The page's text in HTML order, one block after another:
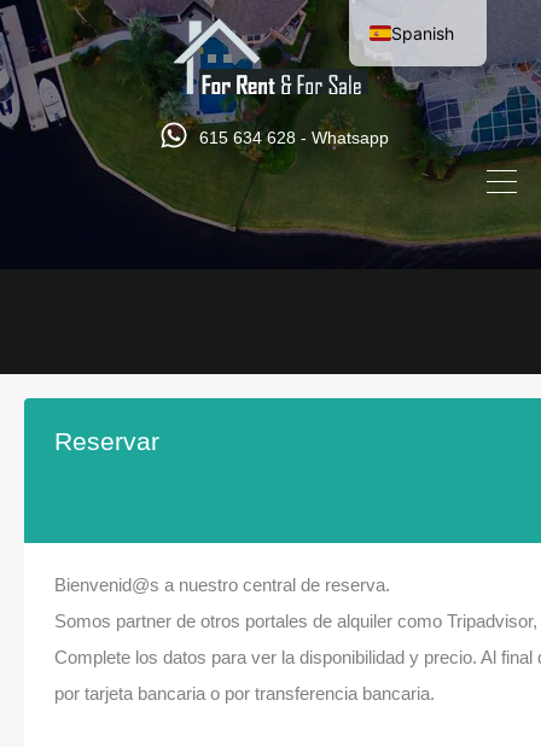
615 634 628 - Whatsapp
Reservar
Bienvenid@s a nuestro central de reserva.
Somos partner de otros portales de alquiler como
Complete los datos para ver la disponibilidad y precio. Al
por tarjeta bancaria o por transferencia bancaria.
Spanish
English